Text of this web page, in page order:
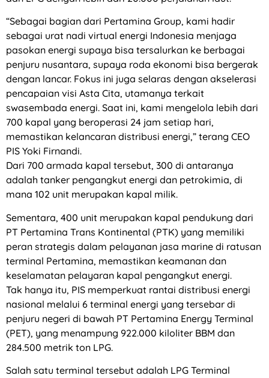
“Sebagai bagian dari Pertamina Group, kami hadir
sebagai urat nadi virtual energi Indonesia menjaga
pasokan energi supaya bisa tersalurkan ke berbagai
penjuru nusantara, supaya roda ekonomi bisa bergerak
dengan lancar. Fokus ini juga selaras dengan akselerasi
pencapaian visi Asta Cita, utamanya terkait
swasembada energi. Saat ini, kami mengelola lebih dari
700 kapal yang beroperasi 24 jam setiap hari,
memastikan kelancaran distribusi energi,” terang CEO
PIS Yoki Firnandi.
Dari 700 armada kapal tersebut, 300 di antaranya
adalah tanker pengangkut energi dan petrokimia, di
mana 102 unit merupakan kapal milik.
Sementara, 400 unit merupakan kapal pendukung dari
PT Pertamina Trans Kontinental (PTK) yang memiliki
peran strategis dalam pelayanan jasa marine di ratusan
terminal Pertamina, memastikan keamanan dan
keselamatan pelayaran kapal pengangkut energi.
Tak hanya itu, PIS memperkuat rantai distribusi energi
nasional melalui 6 terminal energi yang tersebar di
penjuru negeri di bawah PT Pertamina Energy Terminal
(PET), yang menampung 922.000 kiloliter BBM dan
284.500 metrik ton LPG.
Salah satu terminal tersebut adalah LPG Terminal